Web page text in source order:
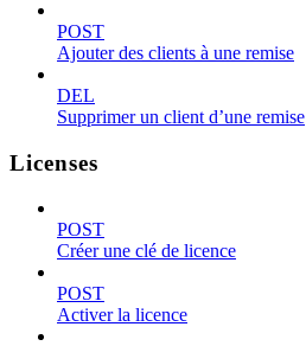
POST
Ajouter des clients à une remise
DEL
Supprimer un client d’une remise
Licenses
POST
Créer une clé de licence
POST
Activer la licence